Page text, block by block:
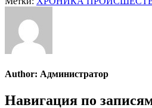
Author: Администратор
Навигация по